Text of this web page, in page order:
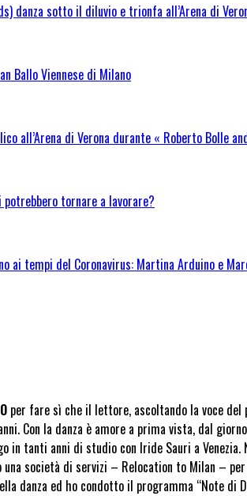
danza sotto il diluvio e trionfa all’Arena di
Ballo Viennese di Milano
all’Arena di Verona durante « Roberto Bolle
tornare a lavorare?
ai tempi del Coronavirus: Martina Arduino e
per fare sì che il lettore, ascoltando la voce
Con la danza è amore a prima vista, dal
tanti anni di studio con Iride Sauri a
una società di servizi – Relocation to Milan –
danza ed ho condotto il programma “Note di